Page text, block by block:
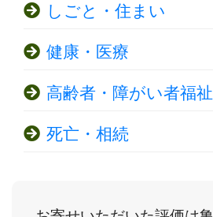
しごと・住まい
健康・医療
高齢者・障がい者福祉
死亡・相続